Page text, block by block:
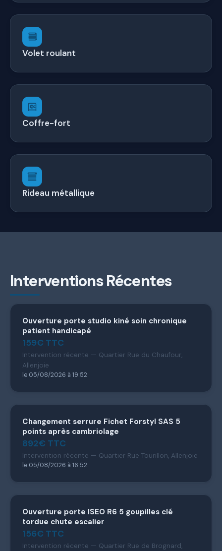
Volet roulant
Coffre-fort
Rideau métallique
Interventions Récentes
Ouverture porte studio kiné soin chronique
patient handicapé
159€ TTC
Intervention récente — Quartier Rue du Chaufour,
Allenjoie
le 05/08/2026 à 19:52
Changement serrure Fichet Forstyl SAS 5
points après cambriolage
892€ TTC
Intervention récente — Quartier Rue Tourillon, Allenjoie
le 05/08/2026 à 16:52
Ouverture porte ISEO R6 5 goupilles clé
tordue chute escalier
156€ TTC
Intervention récente — Quartier Rue de Brognard,